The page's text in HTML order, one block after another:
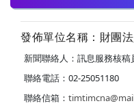
發佈單位名稱：財團
新聞聯絡人：訊息服務核稿
聯絡電話：02-25051180
聯絡信箱：